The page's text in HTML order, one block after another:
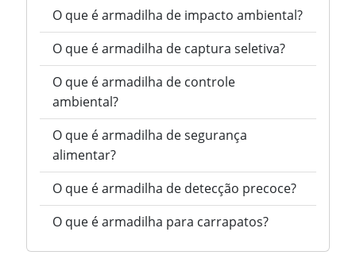
O que é armadilha de impacto ambiental?
O que é armadilha de captura seletiva?
O que é armadilha de controle
ambiental?
O que é armadilha de segurança
alimentar?
O que é armadilha de detecção precoce?
O que é armadilha para carrapatos?